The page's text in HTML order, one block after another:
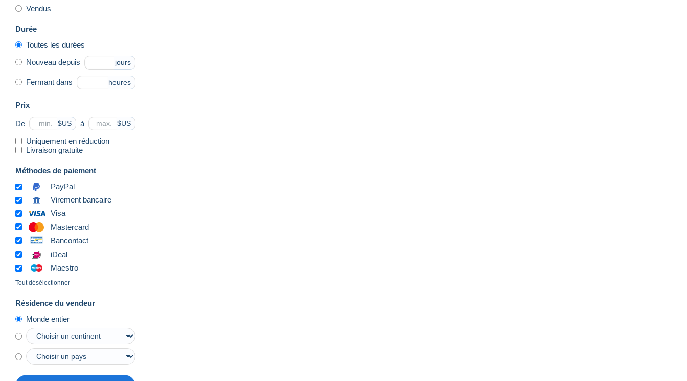
Vendus
Durée
Toutes les durées
Nouveau depuis jours
Fermant dans heures
Prix
De $US à $US
Uniquement en réduction
Livraison gratuite
Méthodes de paiement
PayPal
Virement bancaire
Visa
Mastercard
Bancontact
iDeal
Maestro
Tout désélectionner
Résidence du vendeur
Monde entier